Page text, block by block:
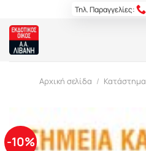
content
Τηλ. Παραγγελίες:
Αρχική σελίδα / Κατάστημα
-10%